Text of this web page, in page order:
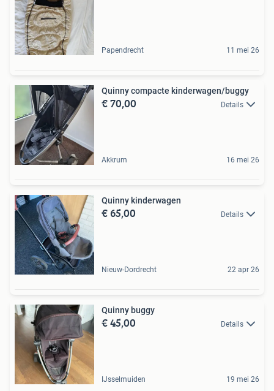
Papendrecht 11 mei 26
Quinny compacte kinderwagen/buggy
€ 70,00 Details
Akkrum 16 mei 26
Quinny kinderwagen
€ 65,00 Details
Nieuw-Dordrecht 22 apr 26
Quinny buggy
€ 45,00 Details
IJsselmuiden 19 mei 26